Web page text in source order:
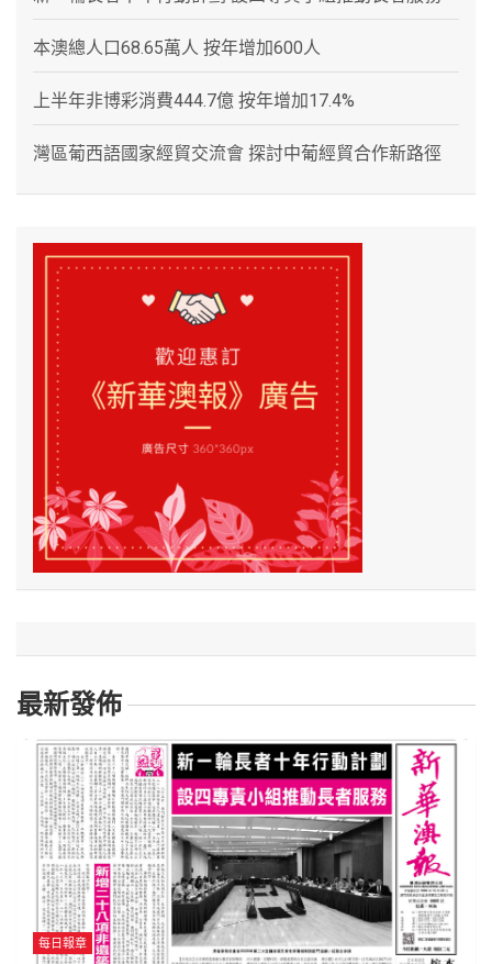
本澳總人口68.65萬人 按年增加600人
上半年非博彩消費444.7億 按年增加17.4%
灣區葡西語國家經貿交流會 探討中葡經貿合作新路徑
最新發佈
每日報章